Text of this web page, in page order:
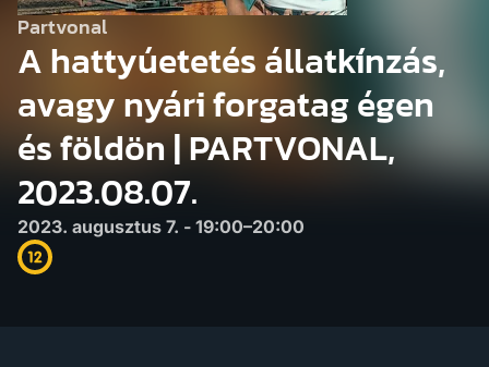
Hírek
Partvonal
A hattyúetetés állatkínzás,
avagy nyári forgatag égen
és földön | PARTVONAL,
2023.08.07.
2023. augusztus 7. - 19:00–20:00